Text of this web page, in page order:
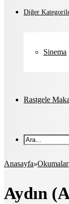
Diğer
Sinema
Rastgele
Anasayfa»Okumalar
Aydın